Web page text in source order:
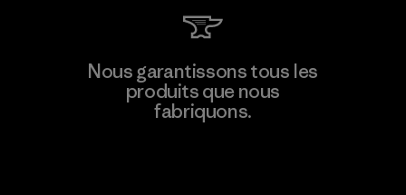
Singtex Industrial
Material-supplier
Nous garantissons tous les
produits que nous
fabriquons.